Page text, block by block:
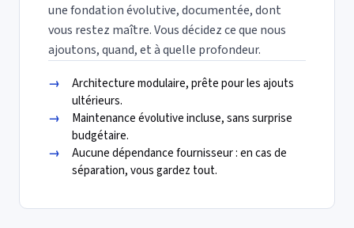
une fondation évolutive, documentée, dont
vous restez maître. Vous décidez ce que nous
ajoutons, quand, et à quelle profondeur.
→
Architecture modulaire, prête pour les ajouts
ultérieurs.
→
Maintenance évolutive incluse, sans surprise
budgétaire.
→
Aucune dépendance fournisseur : en cas de
séparation, vous gardez tout.